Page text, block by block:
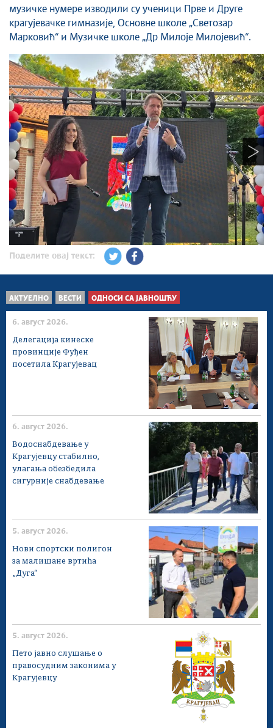
музичке нумере изводили су ученици Прве и Друге
крагујевачке гимназије, Основне школе „Светозар
Марковић“ и Музичке школе „Др Милоје Милојевић“.
Поделите овај текст:
АКТУЕЛНО ВЕСТИ ОДНОСИ СА ЈАВНОШЋУ
6. август 2026.
Делегација кинеске
провинције Фуђен
посетила Крагујевац
6. август 2026.
Водоснабдевање у
Крагујевцу стабилно,
улагања обезбедила
сигурније снабдевање
5. август 2026.
Нови спортски полигон
за малишане вртића
„Дуга“
5. август 2026.
Пето јавно слушање о
правосудним законима у
Крагујевцу